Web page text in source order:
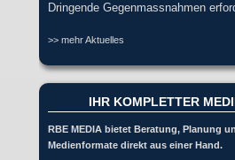
Dringende Gegenmassnahmen
>> mehr Aktuelles
IHR KOMPLETTER
RBE MEDIA bietet Beratung, Planung
Medienformate direkt aus einer Hand.